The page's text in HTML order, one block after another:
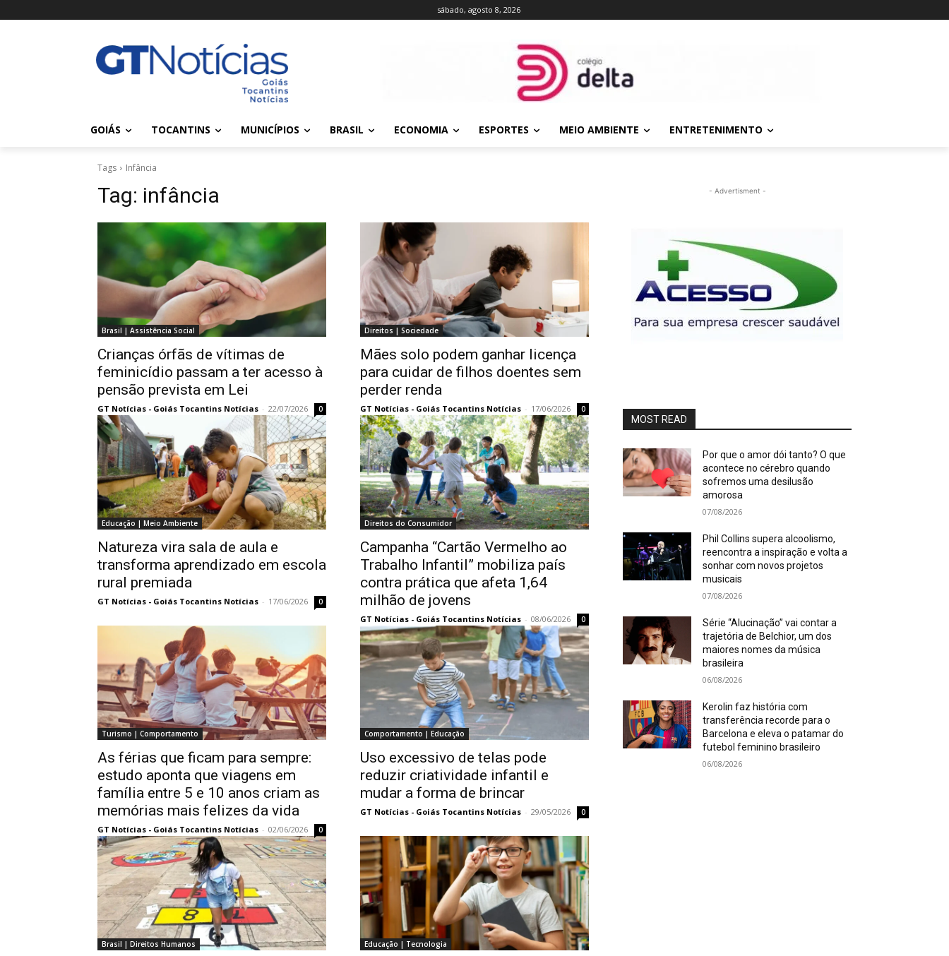
sábado, agosto 8, 2026
GOIÁS TOCANTINS MUNICÍPIOS BRASIL ECONOMIA ESPORTES MEIO AMBIENTE ENTRETENIMENTO
Tags Infância
Tag: infância
Brasil | Assistência Social
Crianças órfãs de vítimas de
feminicídio passam a ter acesso à
pensão prevista em Lei
GT Notícias - Goiás Tocantins Notícias - 22/07/2026 0
Direitos | Sociedade
Mães solo podem ganhar licença
para cuidar de filhos doentes sem
perder renda
GT Notícias - Goiás Tocantins Notícias - 17/06/2026 0
Educação | Meio Ambiente
Natureza vira sala de aula e
transforma aprendizado em escola
rural premiada
GT Notícias - Goiás Tocantins Notícias - 17/06/2026 0
Direitos do Consumidor
Campanha “Cartão Vermelho ao
Trabalho Infantil” mobiliza país
contra prática que afeta 1,64
milhão de jovens
GT Notícias - Goiás Tocantins Notícias - 08/06/2026 0
Turismo | Comportamento
As férias que ficam para sempre:
estudo aponta que viagens em
família entre 5 e 10 anos criam as
memórias mais felizes da vida
GT Notícias - Goiás Tocantins Notícias - 02/06/2026 0
Comportamento | Educação
Uso excessivo de telas pode
reduzir criatividade infantil e
mudar a forma de brincar
GT Notícias - Goiás Tocantins Notícias - 29/05/2026 0
Brasil | Direitos Humanos Educação | Tecnologia
- Advertisment -
MOST READ
Por que o amor dói tanto? O que
acontece no cérebro quando
sofremos uma desilusão
amorosa
07/08/2026
Phil Collins supera alcoolismo,
reencontra a inspiração e volta a
sonhar com novos projetos
musicais
07/08/2026
Série “Alucinação” vai contar a
trajetória de Belchior, um dos
maiores nomes da música
brasileira
06/08/2026
Kerolin faz história com
transferência recorde para o
Barcelona e eleva o patamar do
futebol feminino brasileiro
06/08/2026